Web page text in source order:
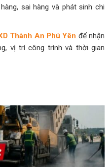
sai hàng và phát sinh chi
Thành An Phú Yên để nhận
vị trí công trình và thời gian